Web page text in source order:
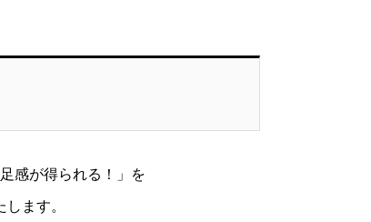
感が得られる！」を
ます。